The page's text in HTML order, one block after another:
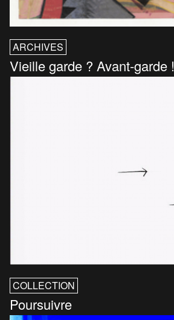
ARCHIVES
Vieille garde ? Avant-garde !
COLLECTION
Poursuivre